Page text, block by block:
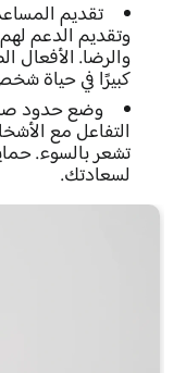
تقديم
وتقديم الدعم
والرضا.
كبيرًا في حياة
وضع حدود
التفاعل مع
تشعر بالسوء.
لسعادتك.